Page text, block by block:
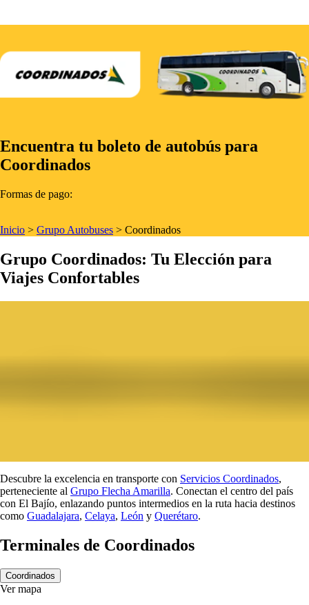
Encuentra tu boleto de autobús para
Coordinados
Formas de pago:
Inicio > Grupo Autobuses > Coordinados
Grupo Coordinados: Tu Elección para
Viajes Confortables
Descubre la excelencia en transporte con Servicios Coordinados,
perteneciente al Grupo Flecha Amarilla. Conectan el centro del país
con El Bajío, enlazando puntos intermedios en la ruta hacia destinos
como Guadalajara, Celaya, León y Querétaro.
Terminales de Coordinados
Coordinados
Ver mapa